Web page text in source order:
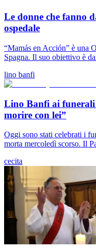
Le donne che fanno
ospedale
“Mamás en Acción” è una
Spagna. Il suo obiettivo è
lino banfi
Lino Banfi ai
morire con lei”
Oggi sono stati celebrati i
morta mercoledì scorso. Il
cecita